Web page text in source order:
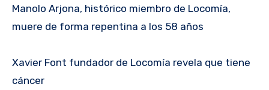
Manolo Arjona, histórico miembro de Locomía,
muere de forma repentina a los 58 años
Xavier Font fundador de Locomía revela que tiene
cáncer